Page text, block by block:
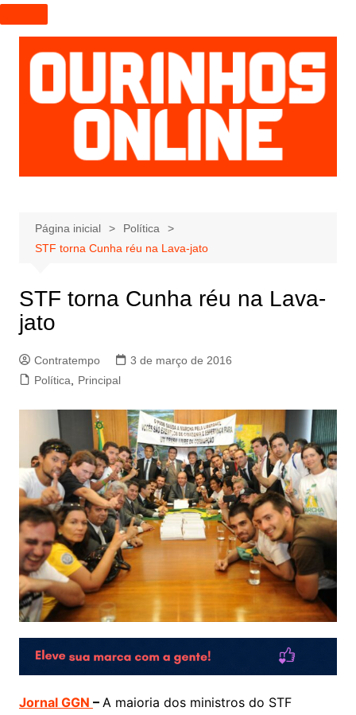
I
r
p
a
r
a
e
ú
Página inicial
Política
STF torna Cunha réu na Lava-jato
STF torna Cunha réu na Lava-
jato
Contratempo
3 de março de 2016
Política
Principal
Jornal GGN – A maioria dos ministros do STF